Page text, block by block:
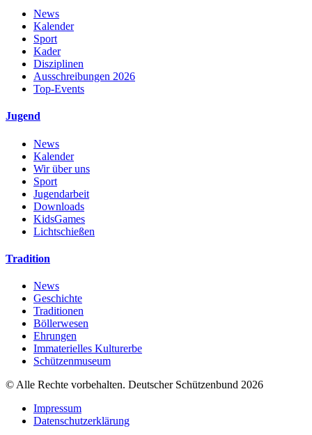
News
Kalender
Sport
Kader
Disziplinen
Ausschreibungen 2026
Top-Events
Jugend
News
Kalender
Wir über uns
Sport
Jugendarbeit
Downloads
KidsGames
Lichtschießen
Tradition
News
Geschichte
Traditionen
Böllerwesen
Ehrungen
Immaterielles Kulturerbe
Schützenmuseum
© Alle Rechte vorbehalten. Deutscher Schützenbund 2026
Impressum
Datenschutzerklärung